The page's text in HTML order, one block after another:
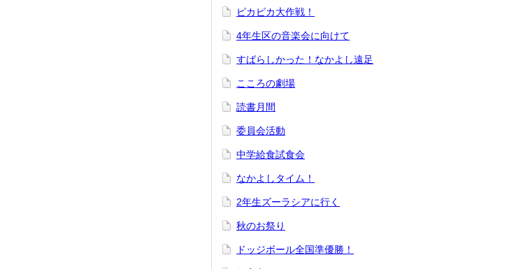
ピカピカ大作戦！
4年生区の音楽会に向けて
すばらしかった！なかよし遠足
こころの劇場
読書月間
委員会活動
中学給食試食会
なかよしタイム！
2年生ズーラシアに行く
秋のお祭り
ドッジボール全国準優勝！